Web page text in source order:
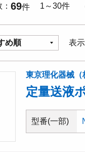
69件 1～30件
め順 表
東京理化器械（
定量送液
型番(一部)